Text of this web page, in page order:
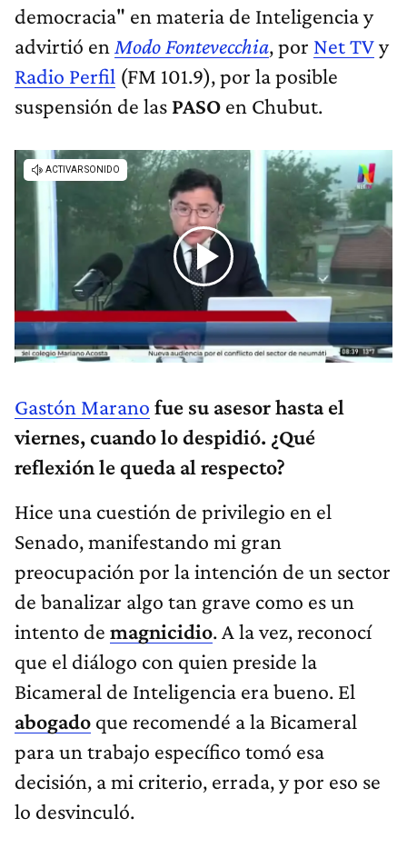
democracia" en materia de Inteligencia y
advirtió en Modo Fontevecchia, por Net TVy
Radio Perfil (FM 101.9), por la posible
suspensión de las PASO en Chubut.
Gastón Marano fue su asesor hasta el
viernes, cuando lo despidió. ¿Qué
reflexión le queda al respecto?
Hice una cuestión de privilegio en el
Senado, manifestando mi gran
preocupación por la intención de un sector
de banalizar algo tan grave como es un
intento de magnicidio. A la vez, reconocí
que el diálogo con quien preside la
Bicameral de Inteligencia era bueno. El
abogado que recomendé a la Bicameral
para un trabajo específico tomó esa
decisión, a mi criterio, errada, y por eso se
lo desvinculó.